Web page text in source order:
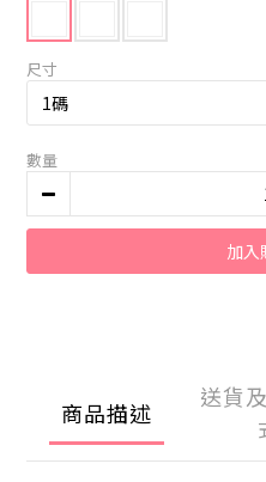
尺寸
數量
加入
商品描述
送貨